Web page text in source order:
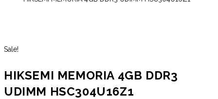
Sale!
HIKSEMI MEMORIA 4GB DDR3
UDIMM HSC304U16Z1